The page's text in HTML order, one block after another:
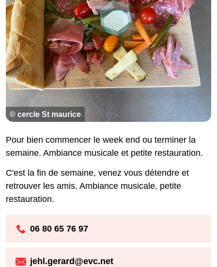
© cercle St maurice
Pour bien commencer le week end ou terminer la
semaine. Ambiance musicale et petite restauration.
C'est la fin de semaine, venez vous détendre et
retrouver les amis. Ambiance musicale, petite
restauration.
06 80 65 76 97
jehl.gerard@evc.net